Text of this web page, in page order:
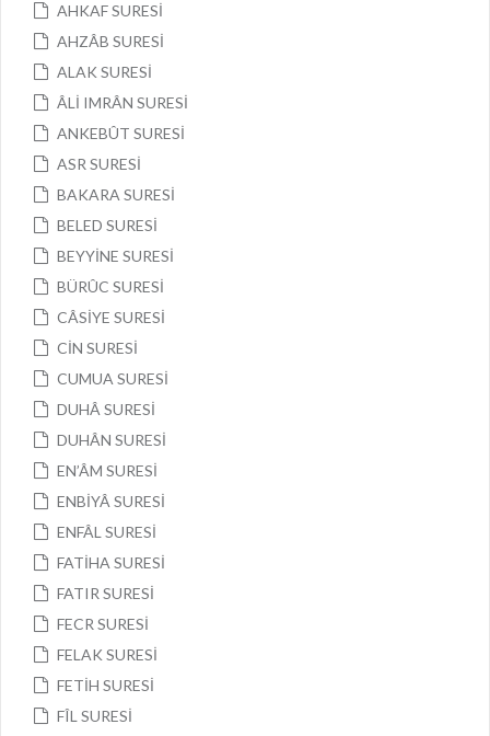
AHKAF SURESİ
AHZÂB SURESİ
ALAK SURESİ
ÂLİ IMRÂN SURESİ
ANKEBÛT SURESİ
ASR SURESİ
BAKARA SURESİ
BELED SURESİ
BEYYİNE SURESİ
BÜRÛC SURESİ
CÂSİYE SURESİ
CİN SURESİ
CUMUA SURESİ
DUHÂ SURESİ
DUHÂN SURESİ
EN’ÂM SURESİ
ENBİYÂ SURESİ
ENFÂL SURESİ
FATİHA SURESİ
FATIR SURESİ
FECR SURESİ
FELAK SURESİ
FETİH SURESİ
FÎL SURESİ